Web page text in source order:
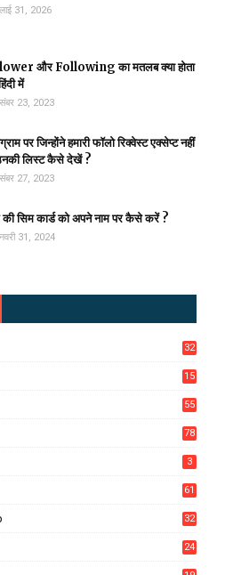
31, 2026
और Following का मतलब क्या होता
में
23, 2023
पर जिन्होंने हमारी फॉलो रिक्वेस्ट एक्सेप्ट नहीं
लिस्ट कैसे देखें ?
27, 2023
सिम कार्ड को अपने नाम पर कैसे करें ?
31, 2024
32
15
55
78
3
61
32
24